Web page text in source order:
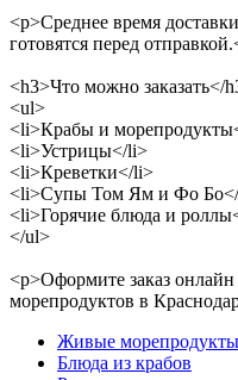
<p>Среднее время
готовятся перед
<h3>Что можно заказать</
<ul>
<li>Крабы и
<li>Устрицы</li>
<li>Креветки</li>
<li>Супы Том Ям и Фо
<li>Горячие блюда и
</ul>
<p>Оформите заказ
морепродуктов в
Живые морепродукты
Блюда из крабов